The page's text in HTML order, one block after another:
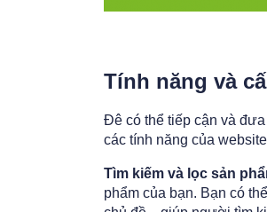
Tính năng và
Đê có thể tiếp cận và
các tính năng của
Tìm kiếm và lọc sản
phẩm của bạn. Bạn có